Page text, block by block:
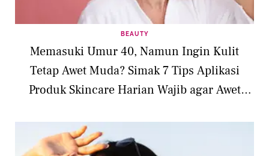
BEAUTY
Memasuki Umur 40, Namun Ingin Kulit
Tetap Awet Muda? Simak 7 Tips Aplikasi
Produk Skincare Harian Wajib agar Awet